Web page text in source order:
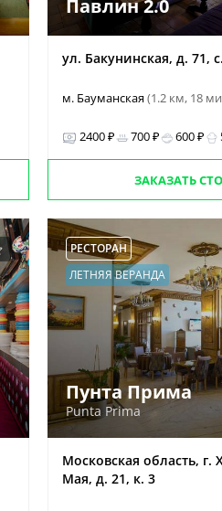
Павлин 2.0
ул. Бакунинская, д. 71,
м. Бауманская(1.2 км, 18
2400 ₽ 700 ₽ 600 ₽
ЗАКАЗАТЬ
РЕСТОРАН
ЛЕТНЯЯ ВЕРАНДА
Пунта Прима
Punta Prima
Московская область, г.
Мая, д. 21, к. 3